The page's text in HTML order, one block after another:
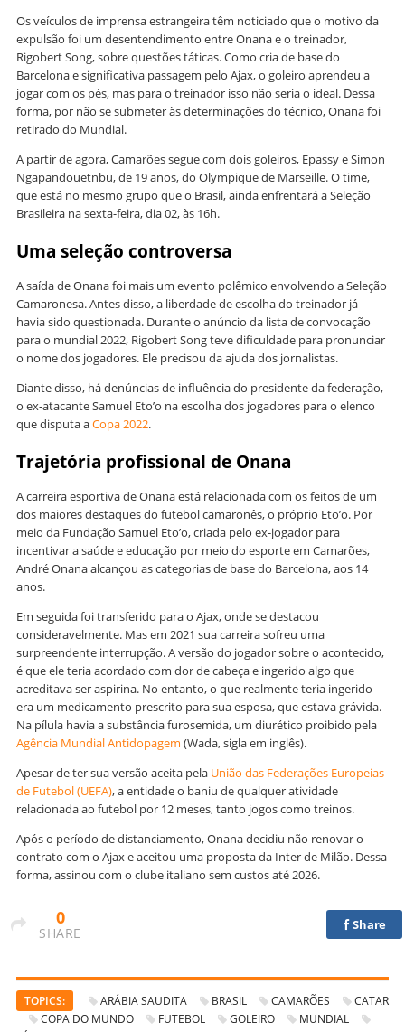
Os veículos de imprensa estrangeira têm noticiado que o motivo da
expulsão foi um desentendimento entre Onana e o treinador,
Rigobert Song, sobre questões táticas. Como cria de base do
Barcelona e significativa passagem pelo Ajax, o goleiro aprendeu a
jogar com os pés, mas para o treinador isso não seria o ideal. Dessa
forma, por não se submeter às determinações do técnico, Onana foi
retirado do Mundial.
A partir de agora, Camarões segue com dois goleiros, Epassy e Simon
Ngapandouetnbu, de 19 anos, do Olympique de Marseille. O time,
que está no mesmo grupo que o Brasil, ainda enfrentará a Seleção
Brasileira na sexta-feira, dia 02, às 16h.
Uma seleção controversa
A saída de Onana foi mais um evento polêmico envolvendo a Seleção
Camaronesa. Antes disso, a liberdade de escolha do treinador já
havia sido questionada. Durante o anúncio da lista de convocação
para o mundial 2022, Rigobert Song teve dificuldade para pronunciar
o nome dos jogadores. Ele precisou da ajuda dos jornalistas.
Diante disso, há denúncias de influência do presidente da federação,
o ex-atacante Samuel Eto’o na escolha dos jogadores para o elenco
que disputa aCopa 2022.
Trajetória profissional de Onana
A carreira esportiva de Onana está relacionada com os feitos de um
dos maiores destaques do futebol camaronês, o próprio Eto’o. Por
meio da Fundação Samuel Eto’o, criada pelo ex-jogador para
incentivar a saúde e educação por meio do esporte em Camarões,
André Onana alcançou as categorias de base do Barcelona, aos 14
anos.
Em seguida foi transferido para o Ajax, onde se destacou
consideravelmente. Mas em 2021 sua carreira sofreu uma
surpreendente interrupção. A versão do jogador sobre o acontecido,
é que ele teria acordado com dor de cabeça e ingerido algo que
acreditava ser aspirina. No entanto, o que realmente teria ingerido
era um medicamento prescrito para sua esposa, que estava grávida.
Na pílula havia a substância furosemida, um diurético proibido pela
Agência Mundial Antidopagem (Wada, sigla em inglês).
Apesar de ter sua versão aceita pela União das Federações Europeias
de Futebol (UEFA), a entidade o baniu de qualquer atividade
relacionada ao futebol por 12 meses, tanto jogos como treinos.
Após o período de distanciamento, Onana decidiu não renovar o
contrato com o Ajax e aceitou uma proposta da Inter de Milão. Dessa
forma, assinou com o clube italiano sem custos até 2026.
0
SHARE
Share
TOPICS: ARÁBIA SAUDITA BRASIL CAMARÕES
CATAR
COPA DO MUNDO
FUTEBOL GOLEIRO
MUNDIAL